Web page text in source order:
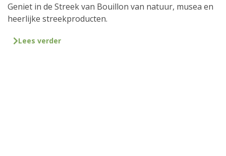
Geniet in de Streek van Bouillon van natuur, musea en
heerlijke streekproducten.
Lees verder